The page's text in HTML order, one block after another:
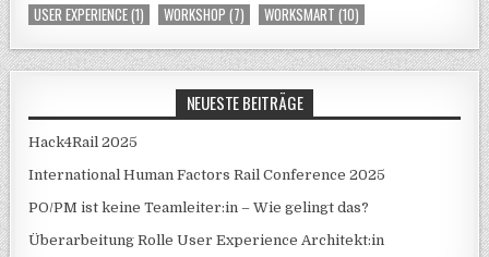
USER EXPERIENCE(1) WORKSHOP (7) WORKSMART (10)
NEUESTE BEITRÄGE
Hack4Rail 2025
International Human Factors Rail Conference 2025
PO/PM ist keine Teamleiter:in – Wie gelingt das?
Überarbeitung Rolle User Experience Architekt:in